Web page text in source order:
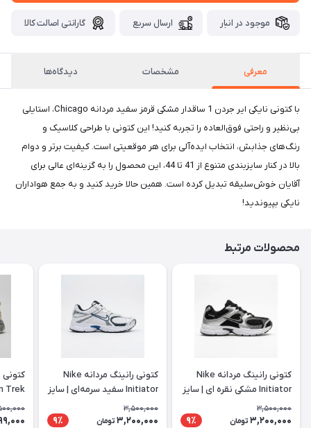
موجود در انبار ارسال سریع گارانتی اصالت کالا
معرفی مشخصات دیدگاه‌ها
با کتونی نایکی ایر جردن 1 ساقدار مشکی قرمز سفید مردانه Chicago، استایلی
بی‌نظیر و راحتی فوق‌العاده را تجربه کنید! این کتونی با طراحی کلاسیک و
رنگ‌های جذابش، انتخاب ایده‌آلی برای هر موقعیتی است. کیفیت برتر و دوام
بالا در کنار سایزبندی متنوع از 41 تا 44، این محصول را به گزینه‌ای عالی برای
آقایان خوش‌سلیقه تبدیل کرده است. همین حالا خرید کنید و به جمع هواداران
نایکی بپیوندید!
محصولات مرتبط
کتونی رانینگ مردانه Nike
Initiator مشکی نقره ای | سایز
3,500,000
3,200,000 تومان 9٪
کتونی رانینگ مردانه Nike
Initiator سفید سرمه‌ای | سایز
3,500,000
3,200,000 تومان 9٪